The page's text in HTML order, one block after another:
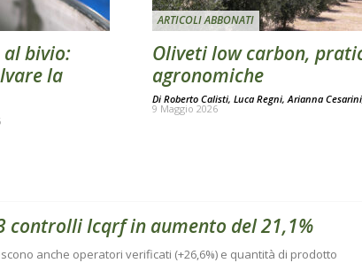
bivio:
la
ARTICOLI ABBONATI
Oliveti low carbon,
agronomiche
Di Roberto Calisti, Luca Regni, Arianna
9 Maggio 2026
controlli Icqrf in aumento del 21,1%
anche operatori verificati (+26,6%) e quantità di prodotto